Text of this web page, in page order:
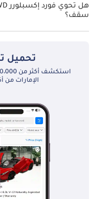
سقف؟
نعم توفر فورد إكسبلورر Base 100A 2.3L RWD فتحة السقف كخيار.
تحميل
الإمارات من أكثر من 350